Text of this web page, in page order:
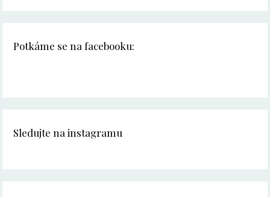
Potkáme se na facebooku:
Sledujte na instagramu